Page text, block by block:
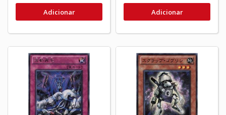
Adicionar Adicionar